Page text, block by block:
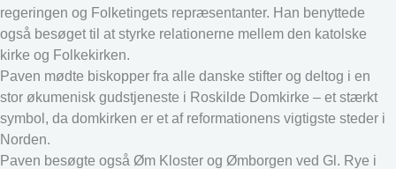
regeringen og Folketingets repræsentanter. Han benyttede
også besøget til at styrke relationerne mellem den katolske
kirke og Folkekirken.
Paven mødte biskopper fra alle danske stifter og deltog i en
stor økumenisk gudstjeneste i Roskilde Domkirke – et stærkt
symbol, da domkirken er et af reformationens vigtigste steder i
Norden.
Paven besøgte også Øm Kloster og Ømborgen ved Gl. Rye i